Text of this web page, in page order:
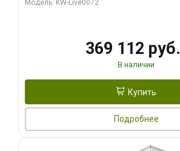
Модель: KW-Live0072
369 112 руб.
В наличии
Купить
Подробнее